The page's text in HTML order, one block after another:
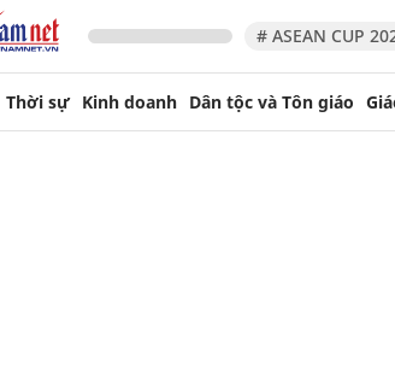
# ASEAN CUP
Thời sự Kinh doanh Dân tộc và Tôn giáo